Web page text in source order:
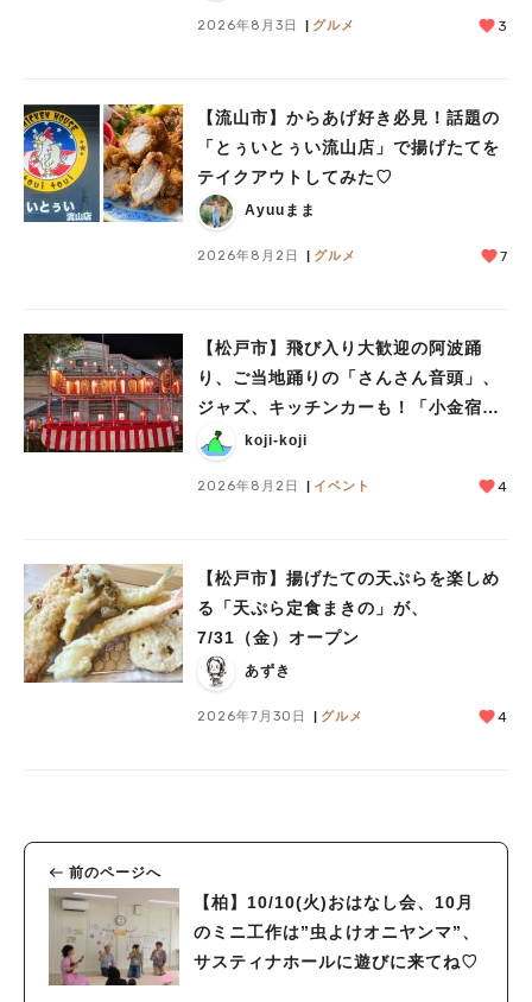
2026年8月3日 グルメ 3
【流山市】からあげ好き必見！話題の
「とぅいとぅい流山店」で揚げたてを
テイクアウトしてみた♡
Ayuuまま
2026年8月2日 グルメ 7
【松戸市】飛び入り大歓迎の阿波踊
り、ご当地踊りの「さんさん音頭」、
ジャズ、キッチンカーも！「小金宿ま
つり」8/28-30開催！
koji-koji
2026年8月2日 イベント 4
【松戸市】揚げたての天ぷらを楽しめ
る「天ぷら定食まきの」が、
7/31（金）オープン
あずき
2026年7月30日 グルメ 4
前のページへ
【柏】10/10(火)おはなし会、10月
のミニ工作は”虫よけオニヤンマ”、
サスティナホールに遊びに来てね♡